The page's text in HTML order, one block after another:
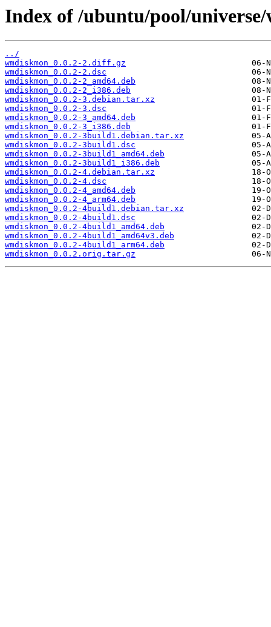
Index of /ubuntu/pool/
../
wmdiskmon_0.0.2-2.diff.gz
wmdiskmon_0.0.2-2.dsc
wmdiskmon_0.0.2-2_amd64.deb
wmdiskmon_0.0.2-2_i386.deb
wmdiskmon_0.0.2-3.debian.tar.xz
wmdiskmon_0.0.2-3.dsc
wmdiskmon_0.0.2-3_amd64.deb
wmdiskmon_0.0.2-3_i386.deb
wmdiskmon_0.0.2-3build1.debian.tar.xz
wmdiskmon_0.0.2-3build1.dsc
wmdiskmon_0.0.2-3build1_amd64.deb
wmdiskmon_0.0.2-3build1_i386.deb
wmdiskmon_0.0.2-4.debian.tar.xz
wmdiskmon_0.0.2-4.dsc
wmdiskmon_0.0.2-4_amd64.deb
wmdiskmon_0.0.2-4_arm64.deb
wmdiskmon_0.0.2-4build1.debian.tar.xz
wmdiskmon_0.0.2-4build1.dsc
wmdiskmon_0.0.2-4build1_amd64.deb
wmdiskmon_0.0.2-4build1_amd64v3.deb
wmdiskmon_0.0.2-4build1_arm64.deb
wmdiskmon_0.0.2.orig.tar.gz